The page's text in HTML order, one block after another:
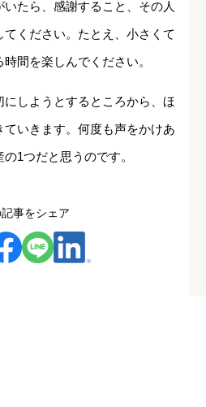
たら、感謝すること、その人
ください。たとえ、小さくて
間を楽しんでください。
しようとするところから、ほ
ていきます。何度も声をかけあ
1つだと思うのです。
記事をシェア